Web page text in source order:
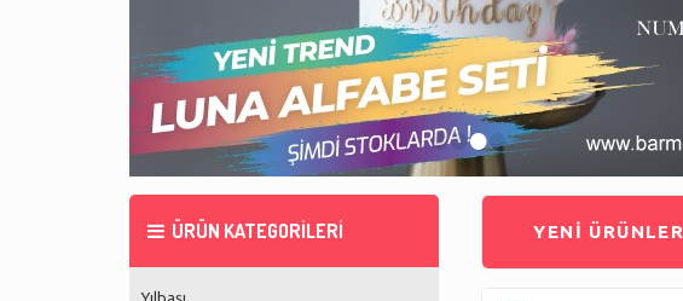
••••
ÜRÜN KATEGORİLERİ
Yılbaşı
YENİ ÜRÜNLER